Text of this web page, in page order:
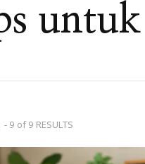
9 of 9 RESULTS